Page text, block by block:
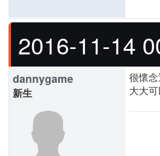
2016-11-14
dannygame
新生
很懷念
大大